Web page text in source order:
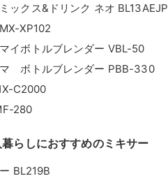
ックス&ドリンク ネオ BL13AEJP
XP102
イボトルブレンダー VBL-50
マ ボトルブレンダー PBB-330
C2000
280
らしにおすすめのミキサー
BL219B